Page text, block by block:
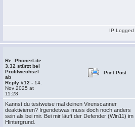
IP Logged
Re: PhonerLite
3.32 stürzt bei
Profilwechsel
ab
Reply #12 - 14.
Nov 2025 at
11:28
Print Post
Kannst du testweise mal deinen Virenscanner
deaktivieren? Irgendetwas muss doch noch anders
sein als bei mir. Bei mir läuft der Defender (Win11) im
Hintergrund.